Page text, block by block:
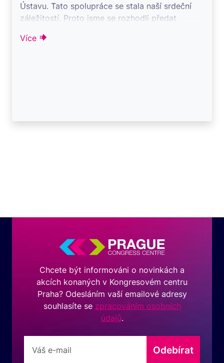
Ústavu. Tato spolupráce se stala naší srdeční
záležitostí. Proto jsme se rozhodli předat
Více
Chcete být informováni o novinkách a
akcích konaných v Kongresovém centru
Praha? Odesláním vaší emailové adresy
souhlasíte se zpracováním osobních
údajů.
Odebírat